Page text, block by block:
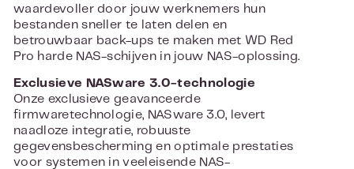
waardevoller door jouw werknemers hun
bestanden sneller te laten delen en
betrouwbaar back-ups te maken met WD Red
Pro harde NAS-schijven in jouw NAS-oplossing.
Exclusieve NASware 3.0-technologie
Onze exclusieve geavanceerde
firmwaretechnologie, NASware 3.0, levert
naadloze integratie, robuuste
gegevensbescherming en optimale prestaties
voor systemen in veeleisende NAS-